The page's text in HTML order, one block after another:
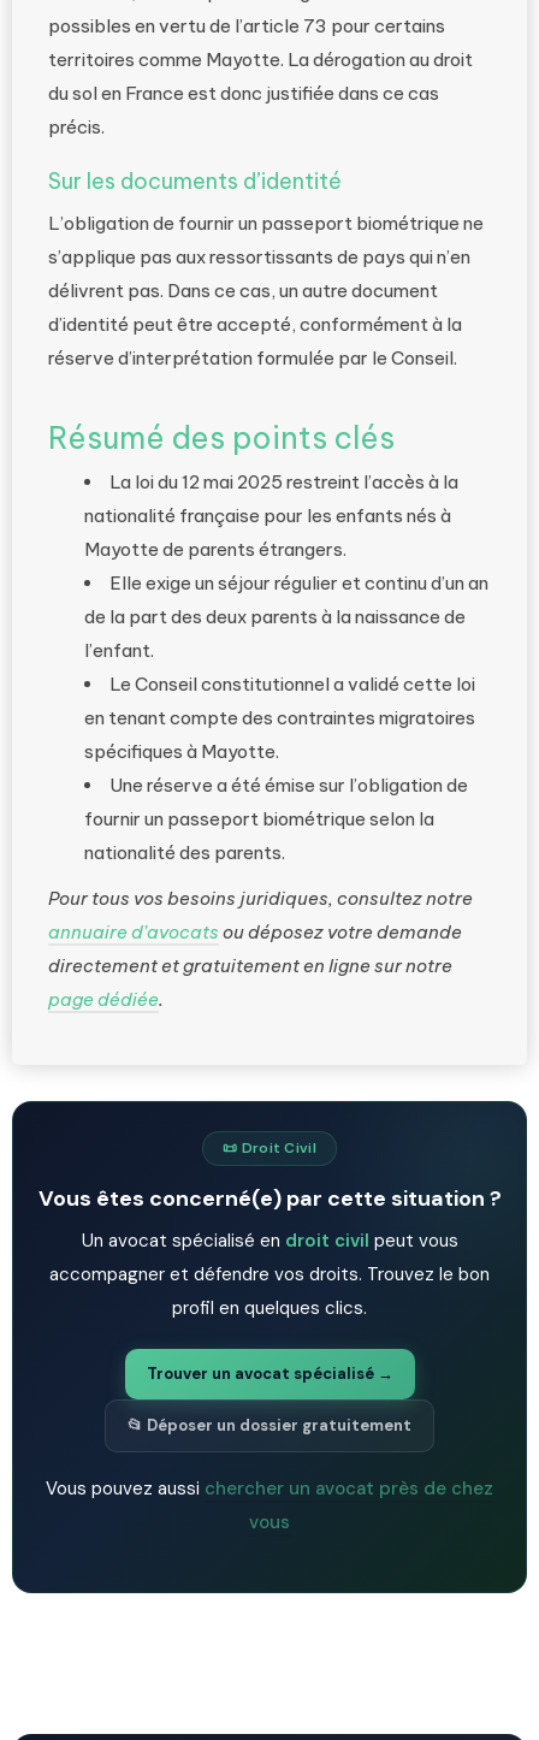
possibles en vertu de l’article 73 pour certains
territoires comme Mayotte. La dérogation au droit
du sol en France est donc justifiée dans ce cas
précis.
Sur les documents d’identité
L’obligation de fournir un passeport biométrique ne
s’applique pas aux ressortissants de pays qui n’en
délivrent pas. Dans ce cas, un autre document
d’identité peut être accepté, conformément à la
réserve d’interprétation formulée par le Conseil.
Résumé des points clés
La loi du 12 mai 2025 restreint l’accès à la
nationalité française pour les enfants nés à
Mayotte de parents étrangers.
Elle exige un séjour régulier et continu d’un an
de la part des deux parents à la naissance de
l’enfant.
Le Conseil constitutionnel a validé cette loi
en tenant compte des contraintes migratoires
spécifiques à Mayotte.
Une réserve a été émise sur l’obligation de
fournir un passeport biométrique selon la
nationalité des parents.
Pour tous vos besoins juridiques, consultez notre
annuaire d’avocats ou déposez votre demande
directement et gratuitement en ligne sur notre
page dédiée.
📜 Droit Civil
Vous êtes concerné(e) par cette situation ?
Un avocat spécialisé en droit civil peut vous
accompagner et défendre vos droits. Trouvez le bon
profil en quelques clics.
Trouver un avocat spécialisé →
📂 Déposer un dossier gratuitement
Vous pouvez aussi chercher un avocat près de chez
vous